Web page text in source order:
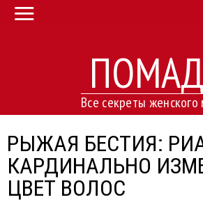
Все секреты
РЫЖАЯ БЕСТИЯ:
КАРДИНАЛЬНО
ЦВЕТ ВОЛОС